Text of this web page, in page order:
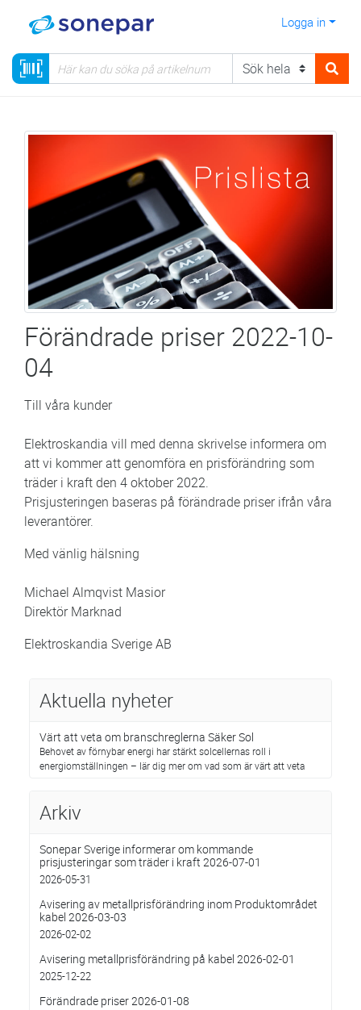
Logga in
Förändrade priser 2022-10-
04
Till våra kunder
Elektroskandia vill med denna skrivelse informera om
att vi kommer att genomföra en prisförändring som
träder i kraft den 4 oktober 2022.
Prisjusteringen baseras på förändrade priser ifrån våra
leverantörer.
Med vänlig hälsning
Michael Almqvist Masior
Direktör Marknad
Elektroskandia Sverige AB
Aktuella nyheter
Värt att veta om branschreglerna Säker Sol
Behovet av förnybar energi har stärkt solcellernas roll i
energiomställningen – lär dig mer om vad som är värt att veta
Arkiv
Sonepar Sverige informerar om kommande
prisjusteringar som träder i kraft 2026-07-01
2026-05-31
Avisering av metallprisförändring inom Produktområdet
kabel 2026-03-03
2026-02-02
Avisering metallprisförändring på kabel 2026-02-01
2025-12-22
Förändrade priser 2026-01-08